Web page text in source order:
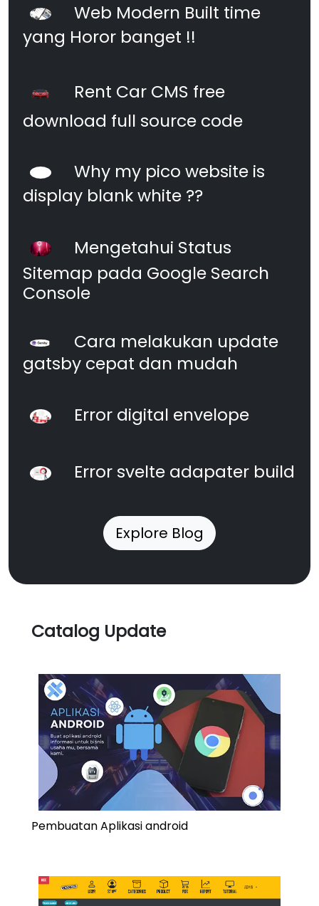
Web Modern Built time
yang Horor banget !!
Rent Car CMS free
download full source code
Why my pico website is
display blank white ??
Mengetahui Status
Sitemap pada Google Search
Console
Cara melakukan update
gatsby cepat dan mudah
Error digital envelope
Error svelte adapater build
Explore Blog
Catalog Update
Pembuatan Aplikasi android